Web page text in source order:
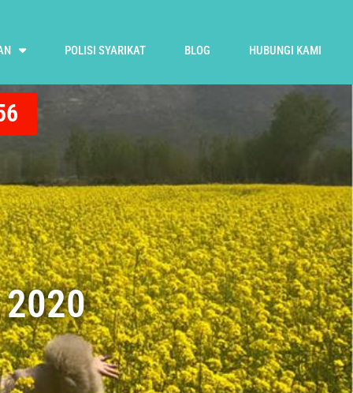
POLISI SYARIKAT BLOG HUBUNGI KAMI
2020